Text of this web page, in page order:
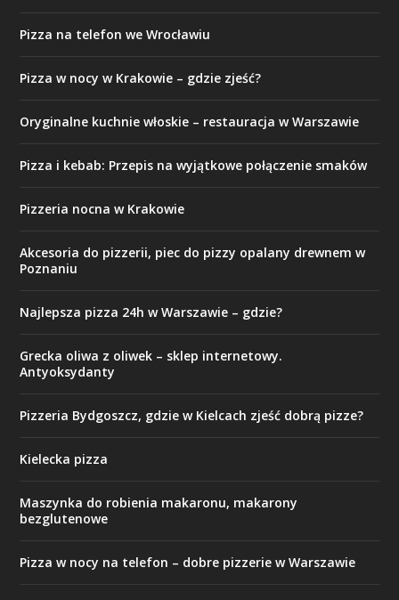
Pizza na telefon we Wrocławiu
Pizza w nocy w Krakowie – gdzie zjeść?
Oryginalne kuchnie włoskie – restauracja w Warszawie
Pizza i kebab: Przepis na wyjątkowe połączenie smaków
Pizzeria nocna w Krakowie
Akcesoria do pizzerii, piec do pizzy opalany drewnem w
Poznaniu
Najlepsza pizza 24h w Warszawie – gdzie?
Grecka oliwa z oliwek – sklep internetowy.
Antyoksydanty
Pizzeria Bydgoszcz, gdzie w Kielcach zjeść dobrą pizze?
Kielecka pizza
Maszynka do robienia makaronu, makarony
bezglutenowe
Pizza w nocy na telefon – dobre pizzerie w Warszawie